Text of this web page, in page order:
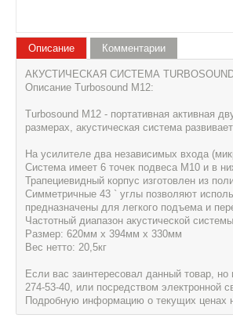
Описание
АКУСТИЧЕСКАЯ СИСТЕМА
Описание Turbosound M12:
Turbosound M12 - портативная активная
размерах, акустическая система
На усилителе два независимых входа
Система имеет 6 точек подвеса M10 и в
Трапециевидный корпус изготовлен из
Симметричные 43 ` углы позволяют
предназначены для легкого подъема и
Частотный диапазон акустической
Размер: 620мм x 394мм x 330мм
Вес нетто: 20,5кг
Если вас заинтересовал данный товар,
274-53-40, или посредством электронной
Подробную информацию о текущих ценах
Комментарии